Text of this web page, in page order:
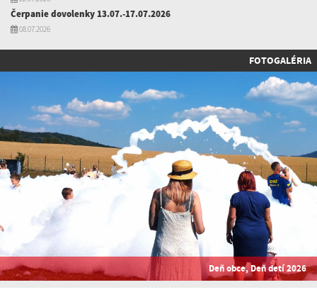
Čerpanie dovolenky 13.07.-17.07.2026
08.07.2026
FOTOGALÉRIA
Deň obce, Deň detí 2026